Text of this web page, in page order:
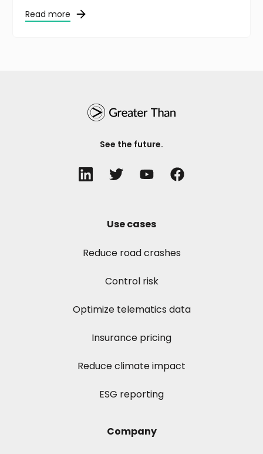
Read more
See the future.
Use cases
Reduce road crashes
Control risk
Optimize telematics data
Insurance pricing
Reduce climate impact
ESG reporting
Company